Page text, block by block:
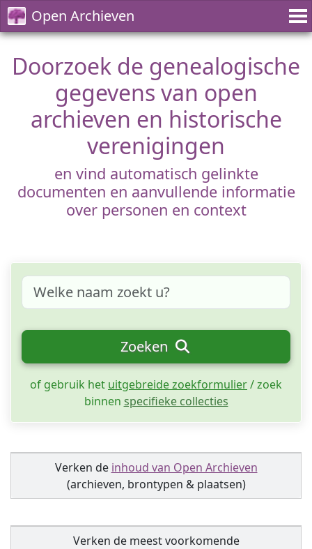
Open Archieven
Doorzoek de genealogische
gegevens van open
archieven en historische
verenigingen
en vind automatisch gelinkte
documenten en aanvullende informatie
over personen en context
Zoeken
of gebruik het uitgebreide zoekformulier/ zoek
binnen specifieke collecties
Verken de inhoud van Open Archieven
(archieven, brontypen & plaatsen)
Verken de meest voorkomende